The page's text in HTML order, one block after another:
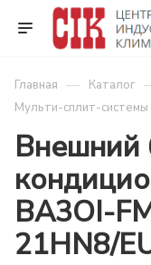
Главная — Каталог
Мульти-сплит-системы
Внешний
BA3OI-
21HN8/